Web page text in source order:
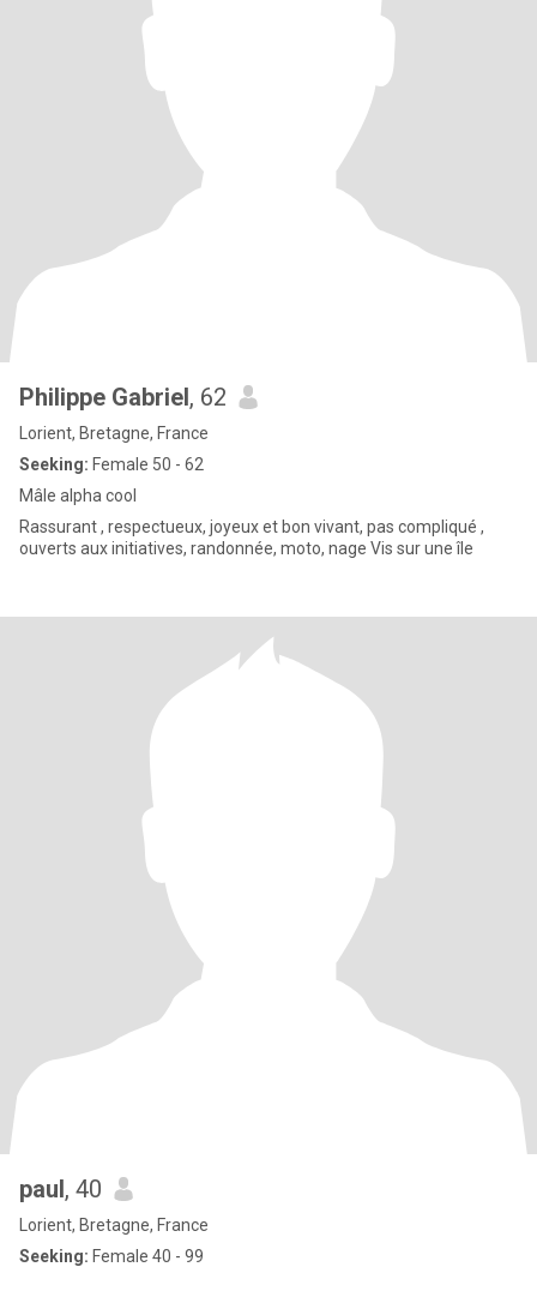
Philippe Gabriel, 62
Lorient, Bretagne, France
Seeking: Female 50 - 62
Mâle alpha cool
Rassurant , respectueux, joyeux et bon vivant, pas compliqué ,
ouverts aux initiatives, randonnée, moto, nage Vis sur une île
paul, 40
Lorient, Bretagne, France
Seeking: Female 40 - 99